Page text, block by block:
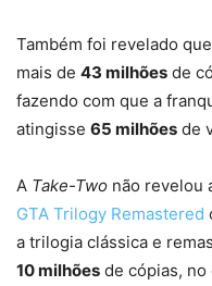
Também foi revelado que
mais de 43 milhões de
fazendo com que a
atingisse 65 milhões de
A Take-Two não revelou
GTA Trilogy Remastered
a trilogia clássica e
10 milhões de cópias,